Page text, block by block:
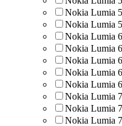
Nokia Lumia
Nokia Lumia
Nokia Lumia
Nokia Lumia
Nokia Lumia
Nokia Lumia
Nokia Lumia
Nokia Lumia
Nokia Lumia
Nokia Lumia